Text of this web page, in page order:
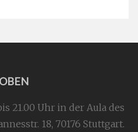
21.00 Uhr in der Aula des
18, 70176 Stuttgart.